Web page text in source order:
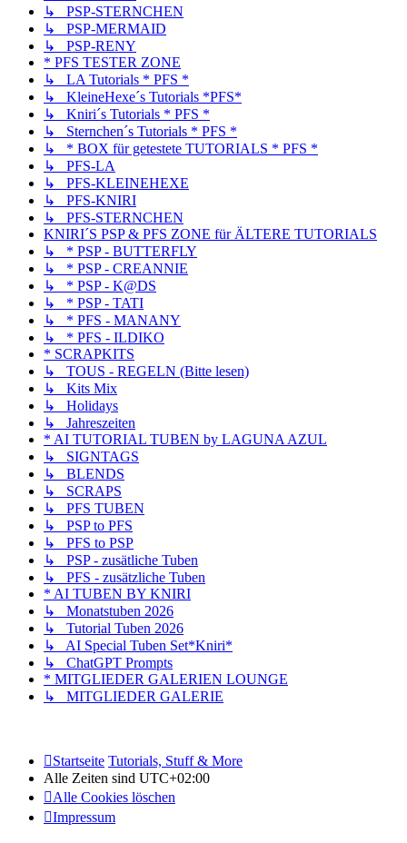
↳ PSP-STERNCHEN
↳ PSP-MERMAID
↳ PSP-RENY
* PFS TESTER ZONE
↳ LA Tutorials * PFS *
↳ KleineHexe´s Tutorials *PFS*
↳ Kniri´s Tutorials * PFS *
↳ Sternchen´s Tutorials * PFS *
↳ * BOX für getestete TUTORIALS * PFS *
↳ PFS-LA
↳ PFS-KLEINEHEXE
↳ PFS-KNIRI
↳ PFS-STERNCHEN
KNIRI´S PSP & PFS ZONE für ÄLTERE TUTORIALS
↳ * PSP - BUTTERFLY
↳ * PSP - CREANNIE
↳ * PSP - K@DS
↳ * PSP - TATI
↳ * PFS - MANANY
↳ * PFS - ILDIKO
* SCRAPKITS
↳ TOUS - REGELN (Bitte lesen)
↳ Kits Mix
↳ Holidays
↳ Jahreszeiten
* AI TUTORIAL TUBEN by LAGUNA AZUL
↳ SIGNTAGS
↳ BLENDS
↳ SCRAPS
↳ PFS TUBEN
↳ PSP to PFS
↳ PFS to PSP
↳ PSP - zusätliche Tuben
↳ PFS - zusätzliche Tuben
* AI TUBEN BY KNIRI
↳ Monatstuben 2026
↳ Tutorial Tuben 2026
↳ AI Special Tuben Set*Kniri*
↳ ChatGPT Prompts
* MITGLIEDER GALERIEN LOUNGE
↳ MITGLIEDER GALERIE
Startseite Tutorials, Stuff & More
Alle Zeiten sind UTC+02:00
Alle Cookies löschen
Impressum